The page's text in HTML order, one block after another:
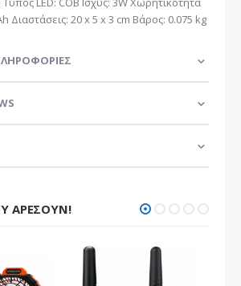
Διαστάσεις: 20 x 5 x 3 cm Βάρος: 0.075 kg
ΑΡΈΣΟΥΝ!